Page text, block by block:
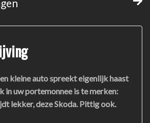
kleine auto spreekt eigenlijk haast
in uw portemonnee is te merken:
lekker, deze Skoda. Pittig ook.